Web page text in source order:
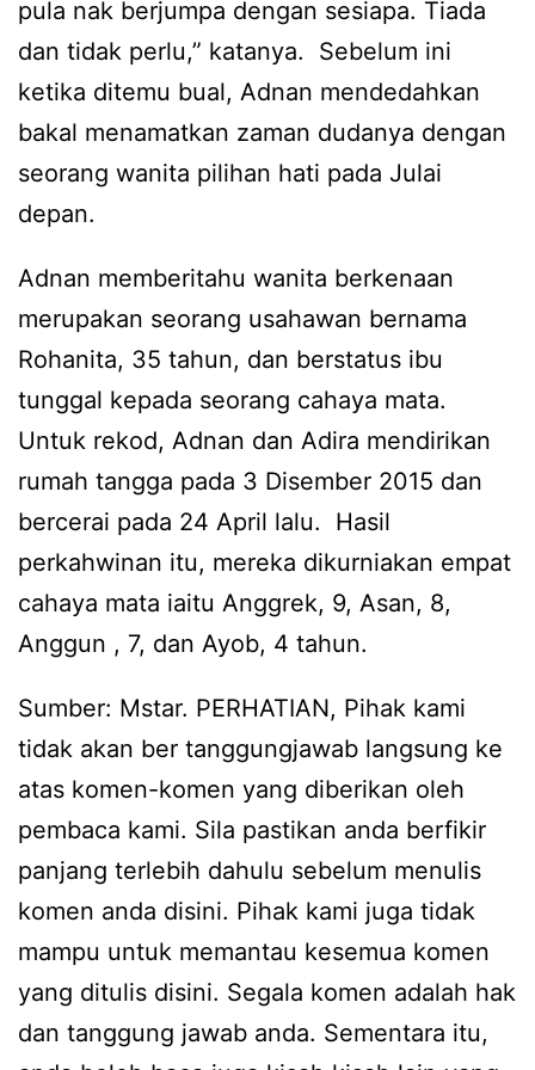
pula nak berjumpa dengan sesiapa. Tiada
dan tidak perlu,” katanya. Sebelum ini
ketika ditemu bual, Adnan mendedahkan
bakal menamatkan zaman dudanya dengan
seorang wanita pilihan hati pada Julai
depan.
Adnan memberitahu wanita berkenaan
merupakan seorang usahawan bernama
Rohanita, 35 tahun, dan berstatus ibu
tunggal kepada seorang cahaya mata.
Untuk rekod, Adnan dan Adira mendirikan
rumah tangga pada 3 Disember 2015 dan
bercerai pada 24 April lalu. Hasil
perkahwinan itu, mereka dikurniakan empat
cahaya mata iaitu Anggrek, 9, Asan, 8,
Anggun , 7, dan Ayob, 4 tahun.
Sumber: Mstar. PERHATIAN, Pihak kami
tidak akan ber tanggungjawab langsung ke
atas komen-komen yang diberikan oleh
pembaca kami. Sila pastikan anda berfikir
panjang terlebih dahulu sebelum menulis
komen anda disini. Pihak kami juga tidak
mampu untuk memantau kesemua komen
yang ditulis disini. Segala komen adalah hak
dan tanggung jawab anda. Sementara itu,